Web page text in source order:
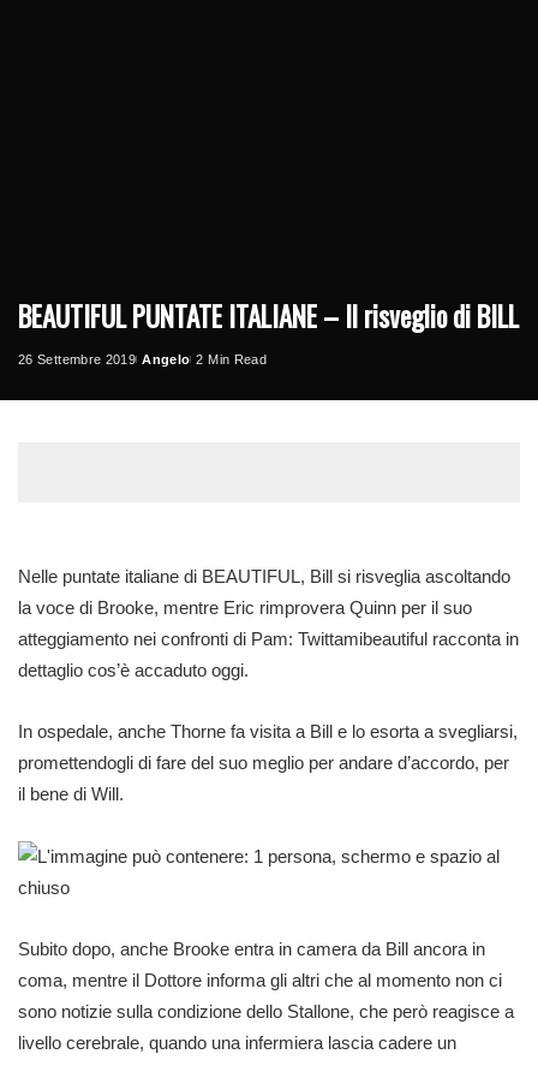
BEAUTIFUL PUNTATE ITALIANE – Il risveglio di BILL
26 Settembre 2019
Posted
Angelo 2 Min Read
Nelle puntate italiane di BEAUTIFUL, Bill si risveglia ascoltando
la voce di Brooke, mentre Eric rimprovera Quinn per il suo
atteggiamento nei confronti di Pam: Twittamibeautiful racconta in
dettaglio cos’è accaduto oggi.
In ospedale, anche Thorne fa visita a Bill e lo esorta a svegliarsi,
promettendogli di fare del suo meglio per andare d’accordo, per
il bene di Will.
Subito dopo, anche Brooke entra in camera da Bill ancora in
coma, mentre il Dottore informa gli altri che al momento non ci
sono notizie sulla condizione dello Stallone, che però reagisce a
livello cerebrale, quando una infermiera lascia cadere un